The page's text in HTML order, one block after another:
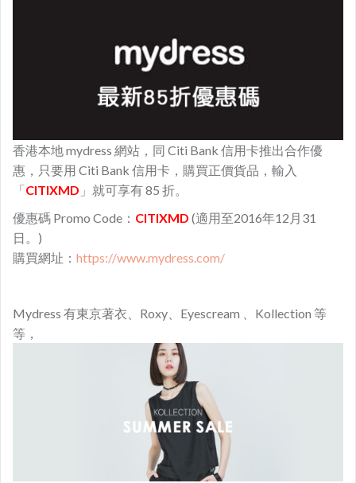
香港本地 mydress 網站，同 Citi Bank 信用卡推出合作優
惠，只要用 Citi Bank 信用卡，購買正價貨品，輸入
「CITIXMD 」就可享有 85 折。
優惠碼 Promo Code： CITIXMD (適用至2016年12月31
日。)
購買網址： https://www.mydress.com/
Mydress 有東京著衣、Roxy、Eyescream 、Kollection 等
等，